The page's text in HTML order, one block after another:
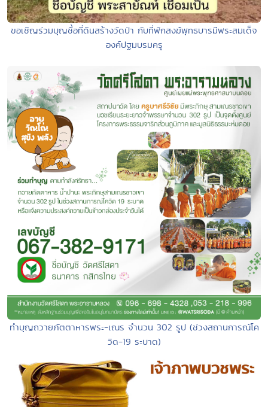
ขอเชิญร่วมบุญซื้อที่ดินสร้างวัดป่า กับที่พักสงฆ์พุทธบารมีพระสมเด็จ
องค์ปฐมบรมครู
ทำบุญถวายภัตตาหารพระ-เณร จำนวน 302 รูป (ช่วงสถานการณ์โค
วิด-19 ระบาด)